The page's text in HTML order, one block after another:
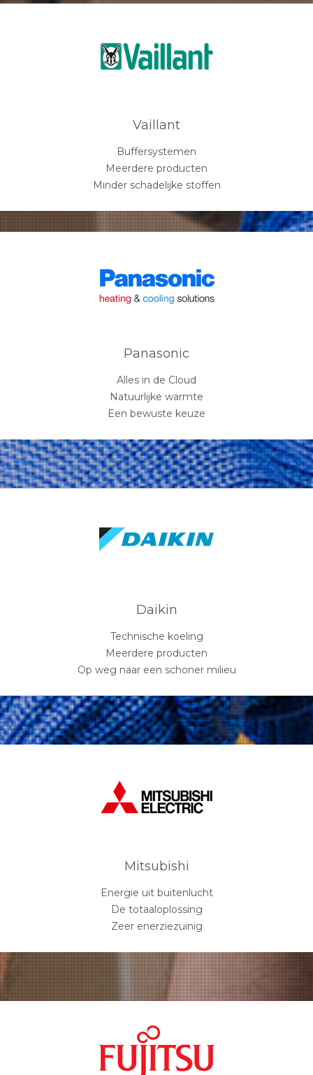
Vaillant
Buffersystemen
Meerdere producten
Minder schadelijke stoffen
Panasonic
Alles in de Cloud
Natuurlijke warmte
Een bewuste keuze
Daikin
Technische koeling
Meerdere producten
Op weg naar een schoner milieu
Mitsubishi
Energie uit buitenlucht
De totaaloplossing
Zeer enerziezuinig